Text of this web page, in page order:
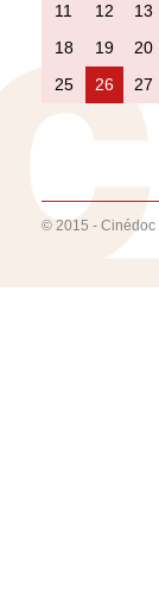
11
12 13
18
19 20
25
26 27
© 2015 - Cinédoc